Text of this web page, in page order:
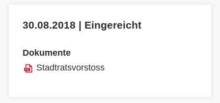
30.08.2018 | Eingereicht
Dokumente
Stadtratsvorstoss